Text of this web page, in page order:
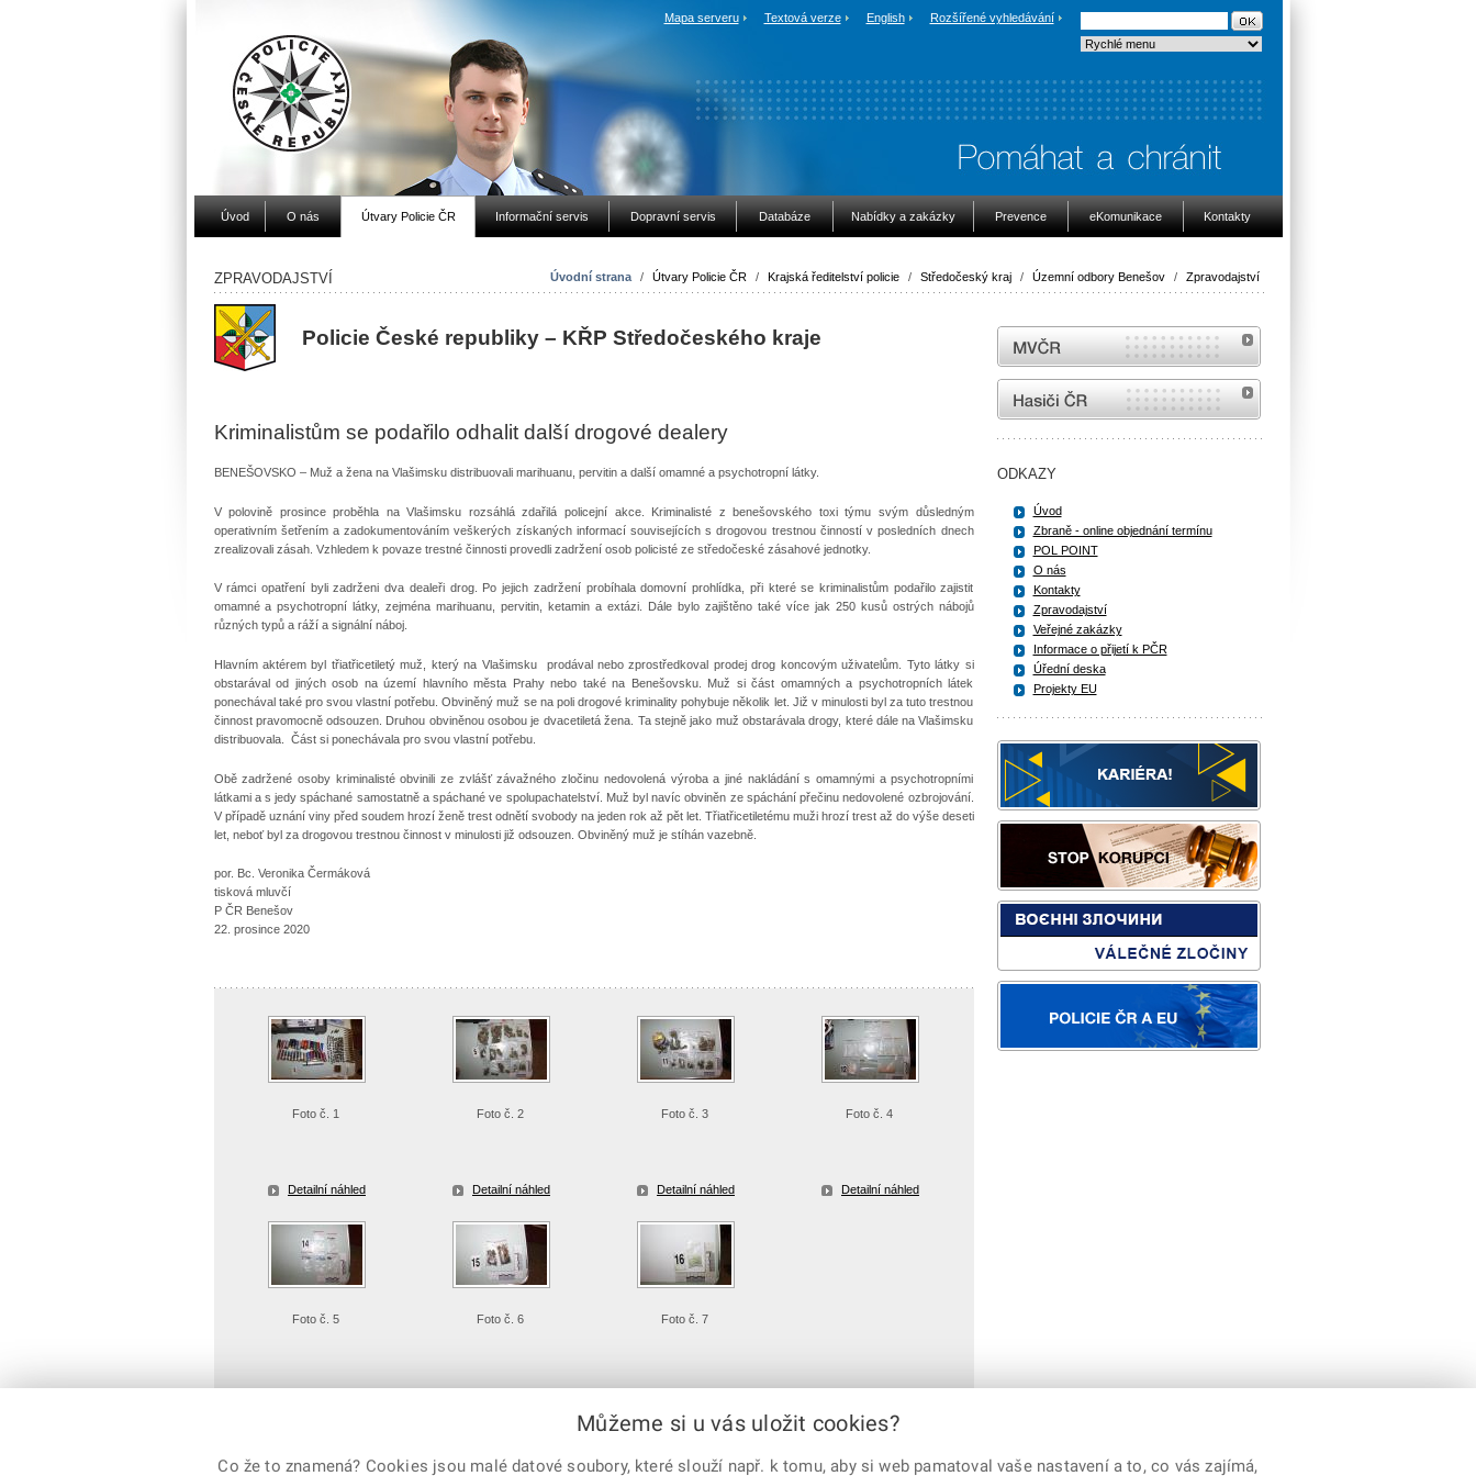
Mapa serveru Textová verze English Rozšířené vyhledávání
Úvod O nás Útvary Policie ČR Informační servis Dopravní servis Databáze Nabídky a zakázky Prevence eKomunikace Kontakty
Úvodní strana / Útvary Policie ČR / Krajská ředitelství policie / Středočeský kraj / Územní odbory Benešov / Zpravodajství
ZPRAVODAJSTVÍ
Policie České republiky – KŘP Středočeského kraje
Kriminalistům se podařilo odhalit další drogové dealery
BENEŠOVSKO – Muž a žena na Vlašimsku distribuovali marihuanu, pervitin a další omamné a psychotropní látky.
V polovině prosince proběhla na Vlašimsku rozsáhlá zdařilá policejní akce. Kriminalisté z benešovského toxi týmu svým důsledným
operativním šetřením a zadokumentováním veškerých získaných informací souvisejících s drogovou trestnou činností v posledních dnech
zrealizovali zásah. Vzhledem k povaze trestné činnosti provedli zadržení osob policisté ze středočeské zásahové jednotky.
V rámci opatření byli zadrženi dva dealeři drog. Po jejich zadržení probíhala domovní prohlídka, při které se kriminalistům podařilo zajistit
omamné a psychotropní látky, zejména marihuanu, pervitin, ketamin a extázi. Dále bylo zajištěno také více jak 250 kusů ostrých nábojů
různých typů a ráží a signální náboj.
Hlavním aktérem byl třiatřicetiletý muž, který na Vlašimsku prodával nebo zprostředkoval prodej drog koncovým uživatelům. Tyto látky si
obstarával od jiných osob na území hlavního města Prahy nebo také na Benešovsku. Muž si část omamných a psychotropních látek
ponechával také pro svou vlastní potřebu. Obviněný muž se na poli drogové kriminality pohybuje několik let. Již v minulosti byl za tuto trestnou
činnost pravomocně odsouzen. Druhou obviněnou osobou je dvacetiletá žena. Ta stejně jako muž obstarávala drogy, které dále na Vlašimsku
distribuovala. Část si ponechávala pro svou vlastní potřebu.
Obě zadržené osoby kriminalisté obvinili ze zvlášť závažného zločinu nedovolená výroba a jiné nakládání s omamnými a psychotropními
látkami a s jedy spáchané samostatně a spáchané ve spolupachatelství. Muž byl navíc obviněn ze spáchání přečinu nedovolené ozbrojování.
V případě uznání viny před soudem hrozí ženě trest odnětí svobody na jeden rok až pět let. Třiatřicetiletému muži hrozí trest až do výše deseti
let, neboť byl za drogovou trestnou činnost v minulosti již odsouzen. Obviněný muž je stíhán vazebně.
por. Bc. Veronika Čermáková
tisková mluvčí
P ČR Benešov
22. prosince 2020
Foto č. 1
Detailní náhled
Foto č. 2
Detailní náhled
Foto č. 3
Detailní náhled
Foto č. 4
Detailní náhled
Foto č. 5 Foto č. 6 Foto č. 7
MVČR
internetové stránky Hasiči ČR
ODKAZY
Úvod
Zbraně - online objednání termínu
POL POINT
O nás
Kontakty
Zpravodajství
Veřejné zakázky
Informace o přijetí k PČR
Úřední deska
Projekty EU
Můžeme si u vás uložit cookies?
Co že to znamená? Cookies jsou malé datové soubory, které slouží např. k tomu, aby si web pamatoval vaše nastavení a to, co vás zajímá,